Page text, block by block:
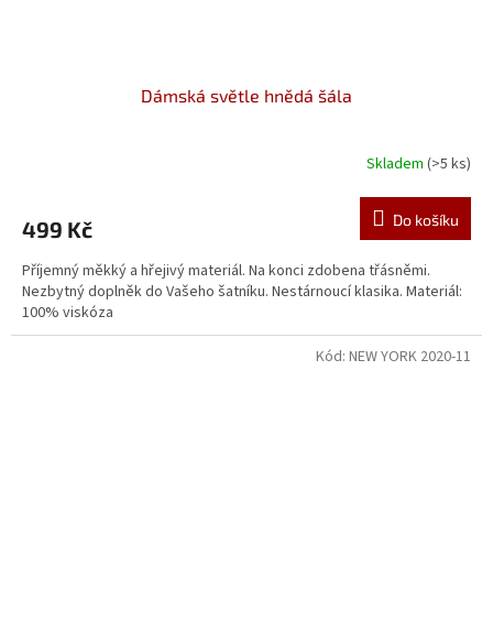
Dámská světle hnědá šála
Skladem (>5 ks)
499 Kč Do košíku
Příjemný měkký a hřejivý materiál. Na konci zdobena třásněmi.
Nezbytný doplněk do Vašeho šatníku. Nestárnoucí klasika. Materiál:
100% viskóza
Kód: NEW YORK 2020-11